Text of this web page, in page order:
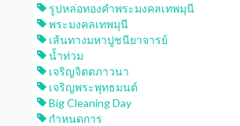
รูปหล่อทองคำพระมงคลเทพมุนี
พระมงคลเทพมุนี
เส้นทางมหาปูชนียาจารย์
น้ำท่วม
เจริญจิตตภาวนา
เจริญพระพุทธมนต์
Big Cleaning Day
กำหนดการ